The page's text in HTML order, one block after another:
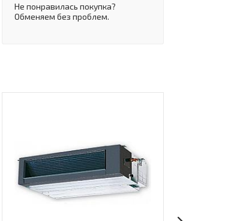
Не понравилась покупка?
Обменяем без проблем.